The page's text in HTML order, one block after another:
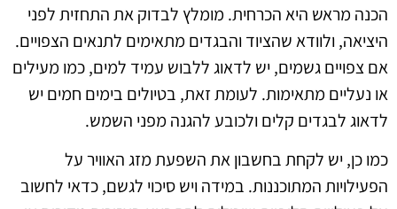
הכנה מראש היא הכרחית. מומלץ לבדוק את התחזית לפני
היציאה, ולוודא שהציוד והבגדים מתאימים לתנאים הצפויים.
אם צפויים גשמים, יש לדאוג ללבוש עמיד למים, כמו מעילים
או נעליים מתאימות. לעומת זאת, בטיולים בימים חמים יש
לדאוג לבגדים קלים ולכובע להגנה מפני השמש.
כמו כן, יש לקחת בחשבון את השפעת מזג האוויר על
הפעילויות המתוכננות. במידה ויש סיכוי לגשם, כדאי לחשוב